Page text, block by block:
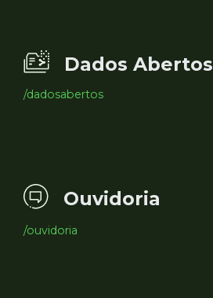
Dados Abertos
/dadosabertos
Ouvidoria
/ouvidoria